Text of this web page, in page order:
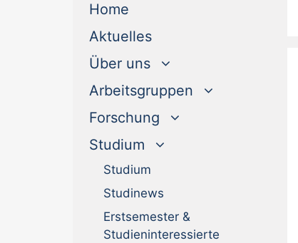
Home
Aktuelles(current)
Über uns
Arbeitsgruppen
Forschung
Studium
Studium
Studinews
Erstsemester &
Studieninteressierte